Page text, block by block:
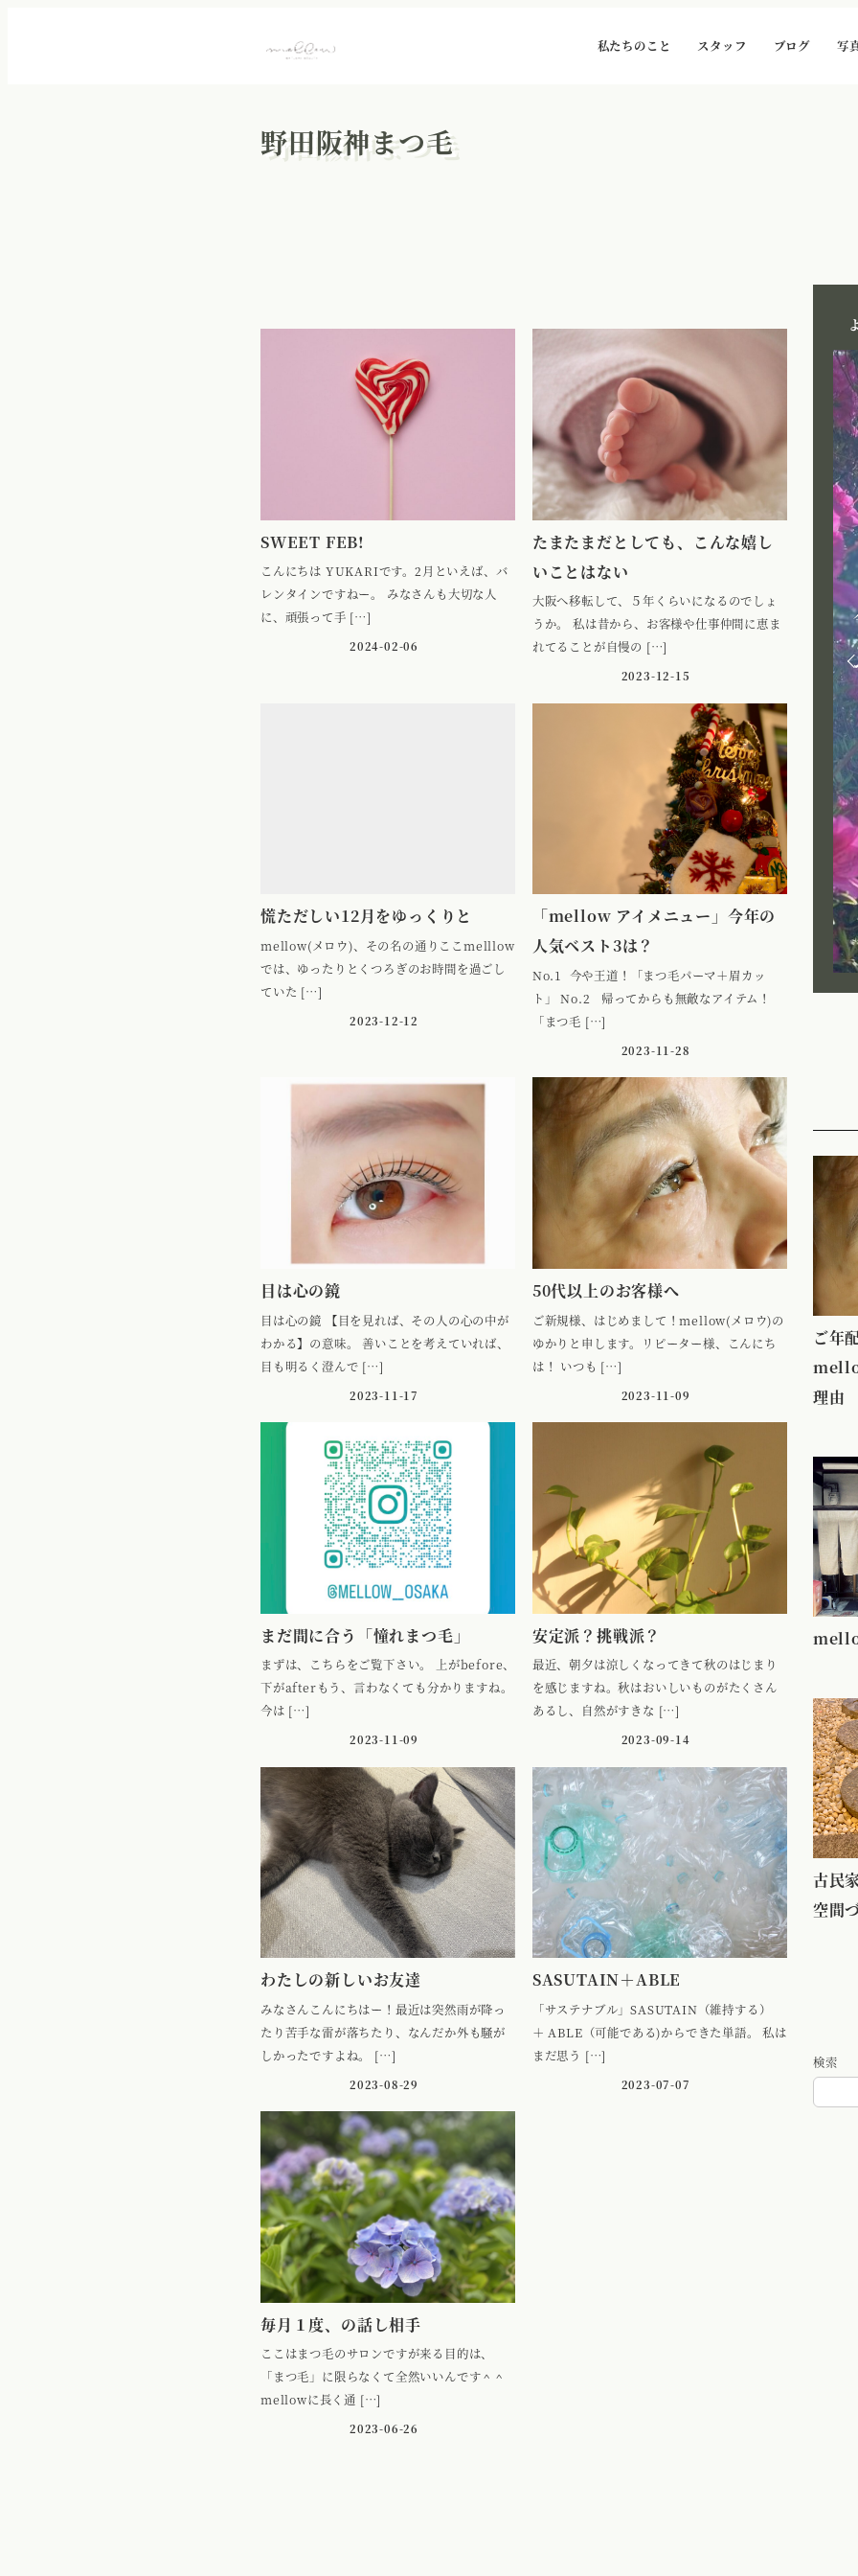
私たちのこと スタッフ ブログ 写
野田阪神まつ毛
SWEET FEB!
こんにちは YUKARIです。2月といえば、バ
レンタインですねー。 みなさんも大切な人
に、頑張って手 […]
2024-02-06
たまたまだとしても、こんな嬉し
いことはない
大阪へ移転して、５年くらいになるのでしょ
うか。 私は昔から、お客様や仕事仲間に恵ま
れてることが自慢の […]
2023-12-15
慌ただしい12月をゆっくりと
mellow(メロウ)、その名の通りここmelllow
では、ゆったりとくつろぎのお時間を過ごし
ていた […]
2023-12-12
「mellow アイメニュー」今年の
人気ベスト3は？
No.1 今や王道！「まつ毛パーマ＋眉カッ
ト」 No.2 帰ってからも無敵なアイテム！
「まつ毛 […]
2023-11-28
目は心の鏡
目は心の鏡 【目を見れば、その人の心の中が
わかる】の意味。 善いことを考えていれば、
目も明るく澄んで […]
2023-11-17
50代以上のお客様へ
ご新規様、はじめまして！mellow(メロウ)の
ゆかりと申します。リピーター様、こんにち
は！ いつも […]
2023-11-09
まだ間に合う「憧れまつ毛」
まずは、こちらをご覧下さい。 上がbefore、
下がafterもう、言わなくても分かりますね。
今は […]
2023-11-09
安定派？挑戦派？
最近、朝夕は涼しくなってきて秋のはじまり
を感じますね。秋はおいしいものがたくさん
あるし、自然がすきな […]
2023-09-14
わたしの新しいお友達
みなさんこんにちはー！最近は突然雨が降っ
たり苦手な雷が落ちたり、なんだか外も騒が
しかったですよね。 […]
2023-08-29
SASUTAIN＋ABLE
「サステナブル」SASUTAIN（維持する）
＋ ABLE（可能である)からできた単語。 私は
まだ思う […]
2023-07-07
毎月１度、の話し相手
ここはまつ毛のサロンですが来る目的は、
「まつ毛」に限らなくて全然いいんです＾＾
mellowに長く通 […]
2023-06-26
ご年
理由
古民
空間
検索